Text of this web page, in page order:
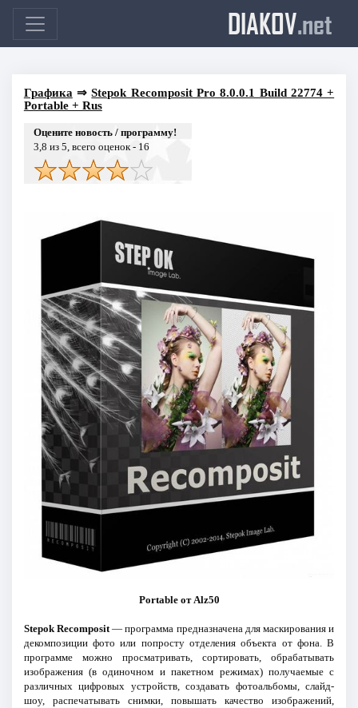
DIAKOV.net
Графика ⇒Stepok Recomposit Pro 8.0.0.1 Build 22774 +
Portable + Rus
Оцените новость / программу!
3,8 из 5, всего оценок - 16
Portable от Alz50
Stepok Recomposit— программа предназначена для маскирования и
декомпозиции фото или попросту отделения объекта от фона. В
программе можно просматривать, сортировать, обрабатывать
изображения (в одиночном и пакетном режимах) получаемые с
различных цифровых устройств, создавать фотоальбомы, слайд-
шоу, распечатывать снимки, повышать качество изображений,